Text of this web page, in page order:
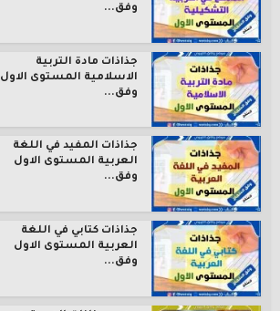
وفق...
جذاذات مادة التربية
الاسلامية المستوى الاول
وفق...
جذاذات المفيد في اللغة
العربية المستوى الاول
وفق...
جذاذات كتابي في اللغة
العربية المستوى الاول
وفق...